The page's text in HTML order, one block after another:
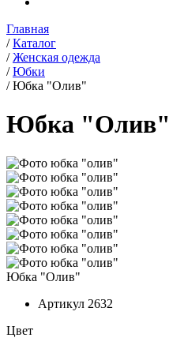
Главная
/ Каталог
/ Женская одежда
/ Юбки
/ Юбка "Олив"
Юбка "Олив"
Юбка "Олив"
Артикул 2632
Цвет